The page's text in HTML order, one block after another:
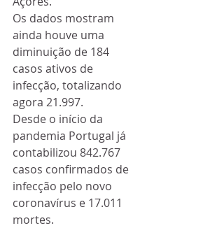
Os dados mostram
ainda houve uma
diminuição de 184
casos ativos de
infecção, totalizando
agora 21.997.
Desde o início da
pandemia Portugal já
contabilizou 842.767
casos confirmados de
infecção pelo novo
coronavírus e 17.011
mortes.